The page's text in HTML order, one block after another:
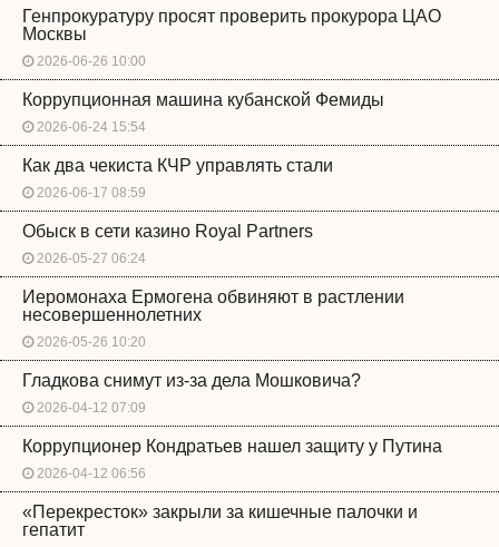
Генпрокуратуру просят проверить прокурора ЦАО
Москвы
2026-06-26 10:00
Коррупционная машина кубанской Фемиды
2026-06-24 15:54
Как два чекиста КЧР управлять стали
2026-06-17 08:59
Обыск в сети казино Royal Partners
2026-05-27 06:24
Иеромонаха Ермогена обвиняют в растлении
несовершеннолетних
2026-05-26 10:20
Гладкова снимут из-за дела Мошковича?
2026-04-12 07:09
Коррупционер Кондратьев нашел защиту у Путина
2026-04-12 06:56
«Перекресток» закрыли за кишечные палочки и
гепатит